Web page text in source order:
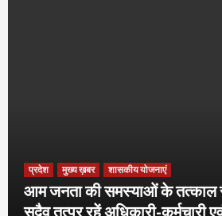
प्रदेश मुख्य ख़बर शासकीय योजनाएं
आम जनता की समस्याओं के तत्काल
सदैव तत्पर रहें अधिकारी-कर्मचारी